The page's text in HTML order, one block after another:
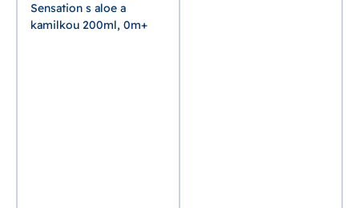
Sensation s aloe a
kamilkou 200ml, 0m+